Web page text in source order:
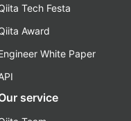
Tech Festa
Award
White Paper
service